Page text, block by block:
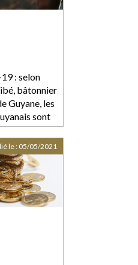
: selon
bâtonnier
Guyane, les
sont
"des
le : 05/05/2021